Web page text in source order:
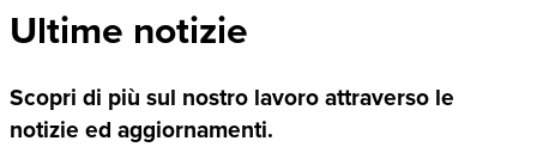
Ultime notizie
Scopri di più sul nostro lavoro attraverso le
notizie ed aggiornamenti.